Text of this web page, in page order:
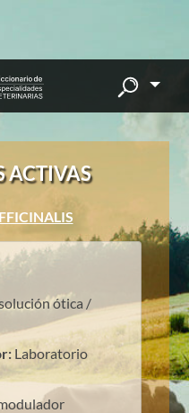
ACTIVAS
ótica /
Laboratorio